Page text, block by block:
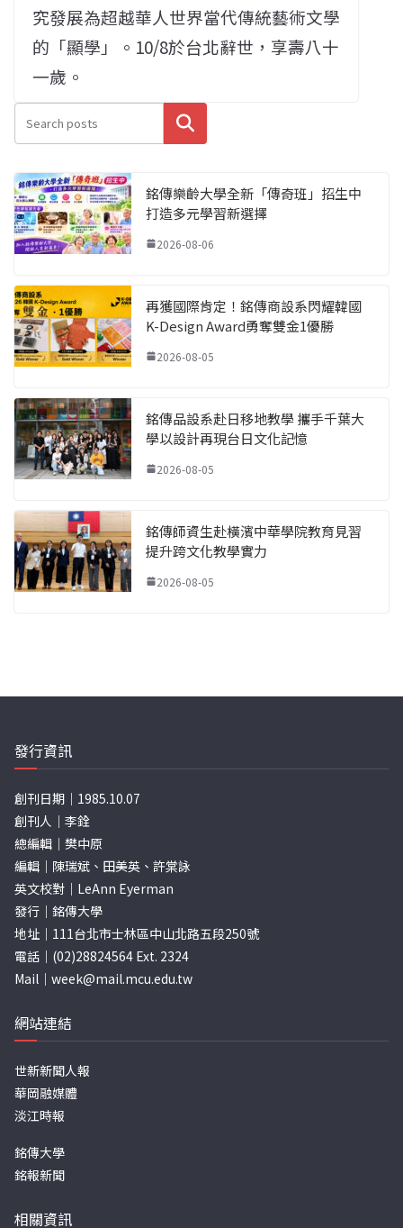
究發展為超越華人世界當代傳統藝術文學
的「顯學」。10/8於台北辭世，享壽八十
一歲。
搜尋
銘傳樂齡大學全新「傳奇班」招生中
打造多元學習新選擇
2026-08-06
再獲國際肯定！銘傳商設系閃耀韓國
K-Design Award勇奪雙金1優勝
2026-08-05
銘傳品設系赴日移地教學 攜手千葉大
學以設計再現台日文化記憶
2026-08-05
銘傳師資生赴橫濱中華學院教育見習
提升跨文化教學實力
2026-08-05
發行資訊
創刊日期｜1985.10.07
創刊人｜李銓
總編輯｜樊中原
編輯｜陳瑞斌、田美英、許棠詠
英文校對｜LeAnn Eyerman
發行｜銘傳大學
地址｜111台北市士林區中山北路五段250號
電話｜(02)28824564 Ext. 2324
Mail｜ week@mail.mcu.edu.tw
網站連結
世新新聞人報
華岡融媒體
淡江時報
銘傳大學
銘報新聞
相關資訊